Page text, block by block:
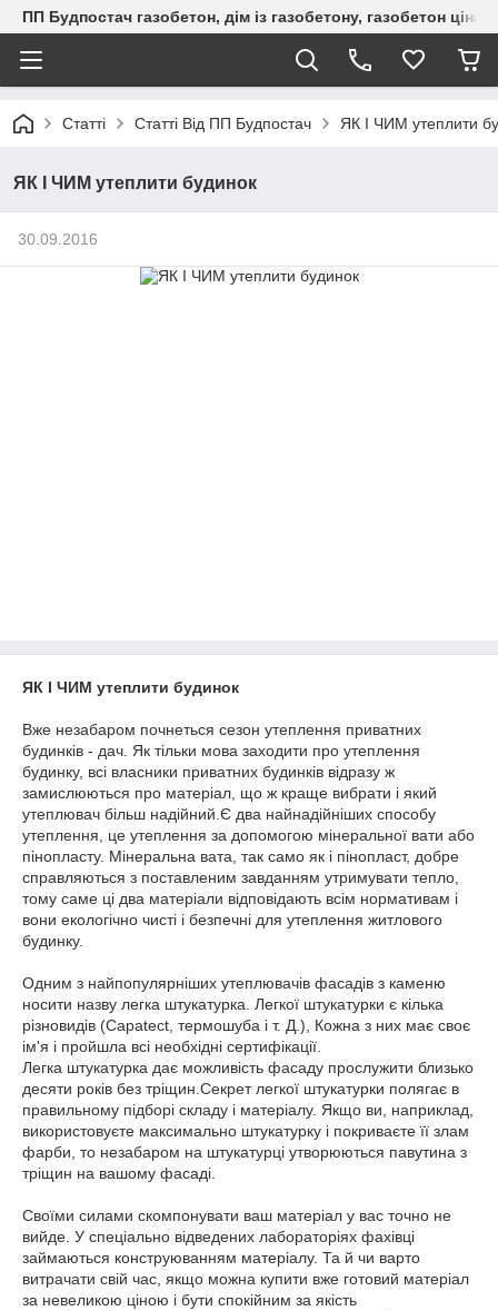
ПП Будпостач газобетон, дім із газобетону, газобетон
Статті Статті Від ПП Будпостач ЯК І ЧИМ утеплити
ЯК І ЧИМ утеплити будинок
30.09.2016
ЯК І ЧИМ утеплити будинок
Вже незабаром почнеться сезон утеплення приватних
будинків - дач. Як тільки мова заходити про утеплення
будинку, всі власники приватних будинків відразу ж
замислюються про матеріал, що ж краще вибрати і який
утеплювач більш надійний.Є два найнадійніших способу
утеплення, це утеплення за допомогою мінеральної вати або
пінопласту. Мінеральна вата, так само як і пінопласт, добре
справляються з поставленим завданням утримувати тепло,
тому саме ці два матеріали відповідають всім нормативам і
вони екологічно чисті і безпечні для утеплення житлового
будинку.
Одним з найпопулярніших утеплювачів фасадів з каменю
носити назву легка штукатурка. Легкої штукатурки є кілька
різновидів (Capatect, термошуба і т. Д.), Кожна з них має своє
ім'я і пройшла всі необхідні сертифікації.
Легка штукатурка дає можливість фасаду прослужити близько
десяти років без тріщин.Секрет легкої штукатурки полягає в
правильному підборі складу і матеріалу. Якщо ви, наприклад,
використовуєте максимально штукатурку і покриваєте її злам
фарби, то незабаром на штукатурці утворюються павутина з
тріщин на вашому фасаді.
Своїми силами скомпонувати ваш матеріал у вас точно не
вийде. У спеціально відведених лабораторіях фахівці
займаються конструюванням матеріалу. Та й чи варто
витрачати свій час, якщо можна купити вже готовий матеріал
за невеликою ціною і бути спокійним за якість